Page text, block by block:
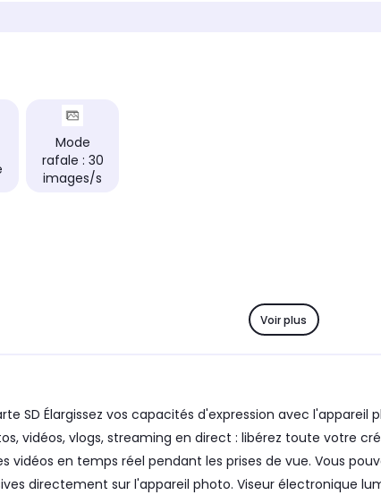
Mode
rafale : 30
images/s
Voir plus
SD Élargissez vos capacités d'expression avec
vidéos, vlogs, streaming en direct : libérez toute votre
vidéos en temps réel pendant les prises de vue. Vous
directement sur l'appareil photo. Viseur électronique